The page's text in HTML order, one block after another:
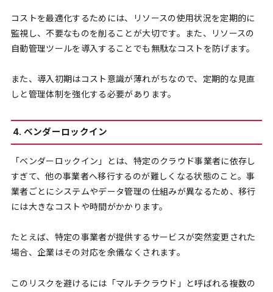
コストを最適化するためには、リソースの使用状況を定期的に
監視し、不要なものを削ることが大切です。また、リソースの
自動管理ツールを導入することでも無駄なコストを防げます。
また、導入初期はコスト意識が薄れがちなので、定期的な見直
しと管理体制を強化する必要があります。
4. ベンダーロックイン
「ベンダーロックイン」とは、特定のクラウド事業者に依存し
すぎて、他の事業者へ移行するのが難しくなる状態のこと。事
業者ごとにシステムやデータ管理の仕組みが異なるため、移行
には大きなコストや時間がかかります。
たとえば、特定の事業者が提供するサービスが突然変更された
場合、企業はその対応を余儀なくされます。
このリスクを避けるには「マルチクラウド」と呼ばれる複数の